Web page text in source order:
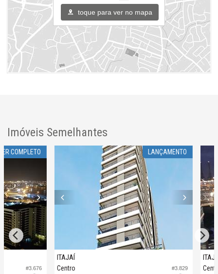
toque para ver no mapa
Imóveis Semelhantes
#3.676
LANÇAMENTO
#3.829
ITAJAÍ
Centro
ITAJAÍ
Centro